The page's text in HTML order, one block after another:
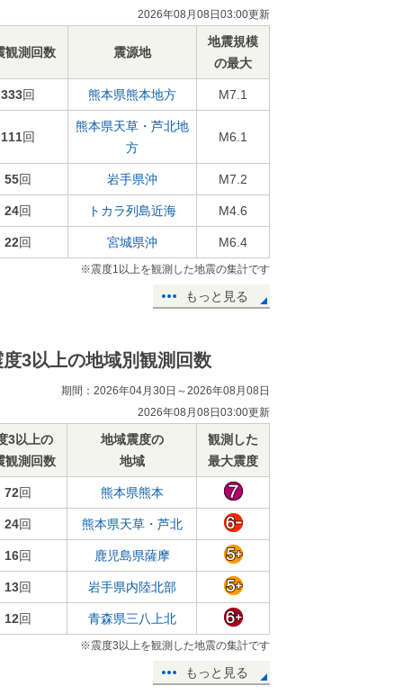
2026年08月08日03:00更新
観測回数 震源地
地震規模
の最大
333回 熊本県熊本地方 M7.1
111回
熊本県天草・芦北地
方
M6.1
55回 岩手県沖 M7.2
24回 トカラ列島近海 M4.6
22回 宮城県沖 M6.4
※震度1以上を観測した地震の集計です
もっと見る
度3以上の地域別観測回数
期間：2026年04月30日～2026年08月08日
2026年08月08日03:00更新
3以上の
観測回数
地域震度の
地域
観測した
最大震度
72回 熊本県熊本
24回 熊本県天草・芦北
16回 鹿児島県薩摩
13回 岩手県内陸北部
12回 青森県三八上北
※震度3以上を観測した地震の集計です
もっと見る